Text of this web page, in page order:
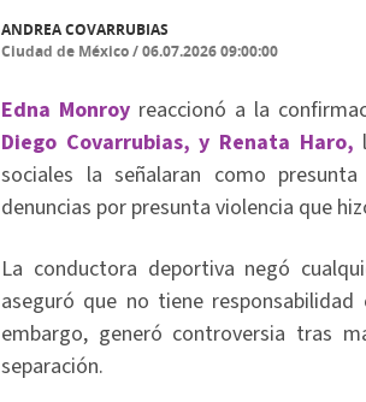
ANDREA COVARRUBIAS
Ciudad de México/06.07.2026 09:00:00
Edna Monroy reaccionó a la
Diego Covarrubias, y Renata Haro,
sociales la señalaran como
denuncias por presunta violencia que
La conductora deportiva negó
aseguró que no tiene
embargo, generó controversia tras
separación.